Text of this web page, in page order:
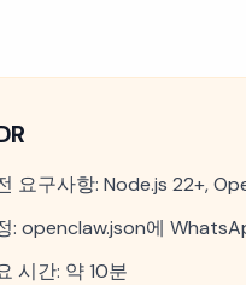
요구사항: Node.js 22+,
: openclaw.json에
시간: 약 10분